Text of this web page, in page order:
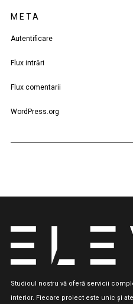
META
Autentificare
Flux intrări
Flux comentarii
WordPress.org
Studioul nostru vă oferă servicii
interior. Fiecare proiect este unic și